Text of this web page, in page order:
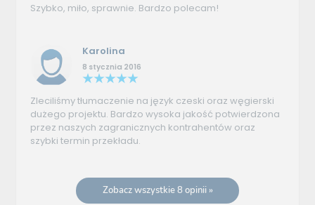
Szybko, miło, sprawnie. Bardzo polecam!
Karolina
8 stycznia 2016
Zleciliśmy tłumaczenie na język czeski oraz węgierski
dużego projektu. Bardzo wysoka jakość potwierdzona
przez naszych zagranicznych kontrahentów oraz
szybki termin przekładu.
Zobacz wszystkie 8 opinii »